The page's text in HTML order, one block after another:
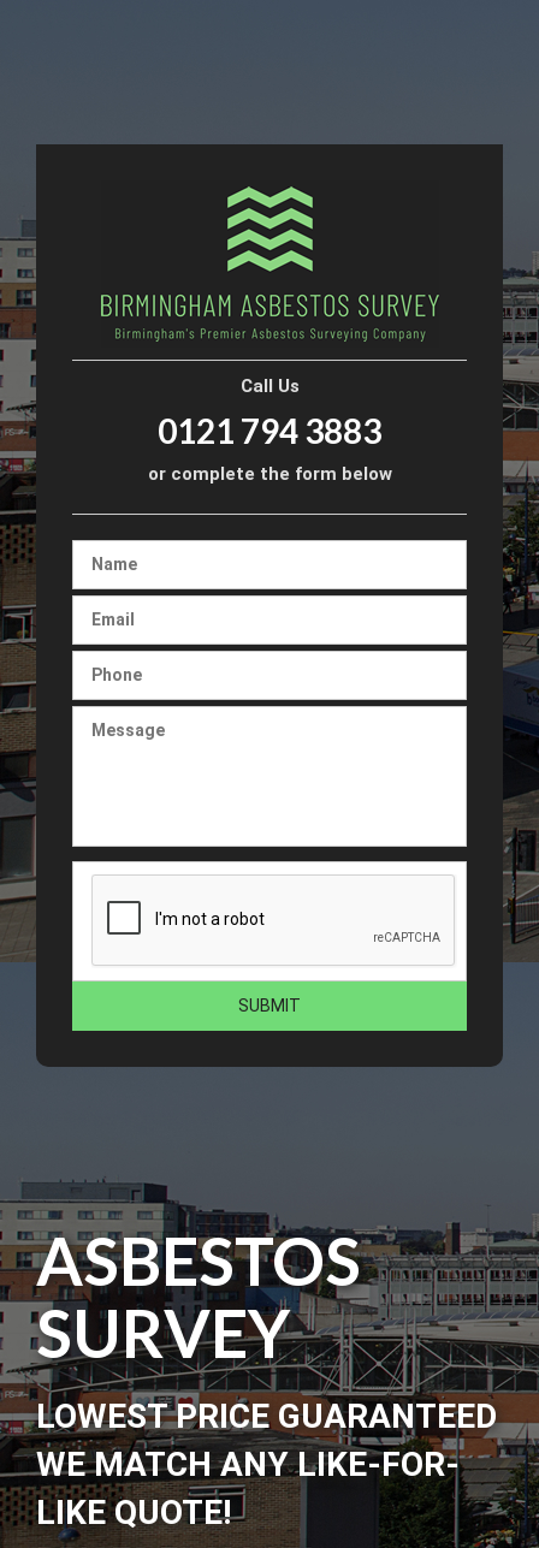
Call Us
0121 794 3883
or complete the form below
ASBESTOS
SURVEY
LOWEST PRICE GUARANTEED
WE MATCH ANY LIKE-FOR-
LIKE QUOTE!